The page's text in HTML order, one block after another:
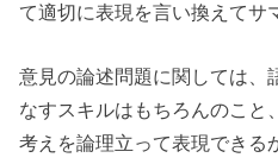
て適切に表現を言い換えてサ
意見の論述問題に関しては、
なすスキルはもちろんのこと
考えを論理立って表現できる